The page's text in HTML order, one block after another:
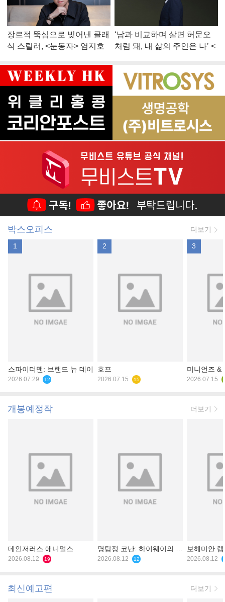
장르적 뚝심으로 빚어낸 클래
식 스릴러, <눈동자> 염지호
‘남과 비교하며 살면 허문오
처럼 돼, 내 삶의 주인은 나’ <
박스오피스 더보기
1
스파이더맨: 브랜드 뉴 데이
2026.07.29 12
2
호프
2026.07.15 15
3
미니언즈 &
2026.07.15
개봉예정작 더보기
데인저러스 애니멀스
2026.08.12 19
명탐정 코난: 하이웨이의 타
천사
2026.08.12 12
보헤미안
2026.08.12
최신예고편 더보기